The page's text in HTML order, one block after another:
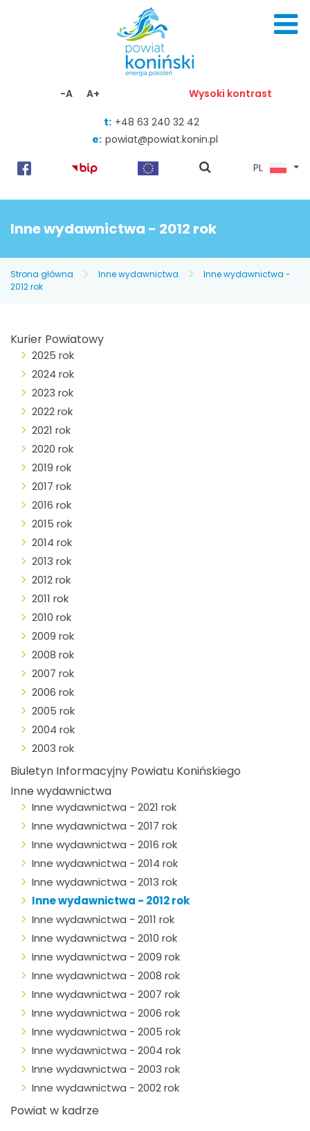
-A A+ Wysoki kontrast
t: +48 63 240 32 42
e: powiat@powiat.konin.pl
pokaż
PL
Inne wydawnictwa - 2012 rok
Strona główna Inne wydawnictwa
Inne wydawnictwa -
2012 rok
Kurier Powiatowy
2025 rok
2024 rok
2023 rok
2022 rok
2021 rok
2020 rok
2019 rok
2017 rok
2016 rok
2015 rok
2014 rok
2013 rok
2012 rok
2011 rok
2010 rok
2009 rok
2008 rok
2007 rok
2006 rok
2005 rok
2004 rok
2003 rok
Biuletyn Informacyjny Powiatu Konińskiego
Inne wydawnictwa
Inne wydawnictwa - 2021 rok
Inne wydawnictwa - 2017 rok
Inne wydawnictwa - 2016 rok
Inne wydawnictwa - 2014 rok
Inne wydawnictwa - 2013 rok
Inne wydawnictwa - 2012 rok
Inne wydawnictwa - 2011 rok
Inne wydawnictwa - 2010 rok
Inne wydawnictwa - 2009 rok
Inne wydawnictwa - 2008 rok
Inne wydawnictwa - 2007 rok
Inne wydawnictwa - 2006 rok
Inne wydawnictwa - 2005 rok
Inne wydawnictwa - 2004 rok
Inne wydawnictwa - 2003 rok
Inne wydawnictwa - 2002 rok
Powiat w kadrze